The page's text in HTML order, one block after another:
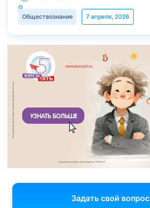
Обществознание 7 апреля, 2026
Задать свой вопрос